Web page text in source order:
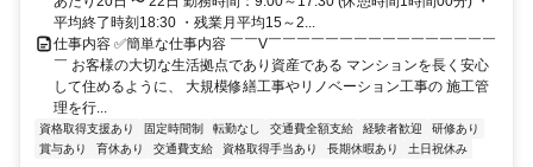
平均終了時刻18:30 ・残業月平均15～2...
仕事内容 ✅簡単な仕事内容 ￣￣V￣￣￣￣￣￣￣￣￣￣￣￣￣￣￣￣
￣ お客様の大切な生活拠点であり資産である マンションを長く安心
して住めるように、 大規模修繕工事やリノベーション工事の 施工管
理を行...
資格取得支援あり 固定時間制 転勤なし 交通費全額支給 経験者歓迎
研修あり
賞与あり
育休あり 交通費支給 資格取得手当あり 長期休暇あり 土日祝休み